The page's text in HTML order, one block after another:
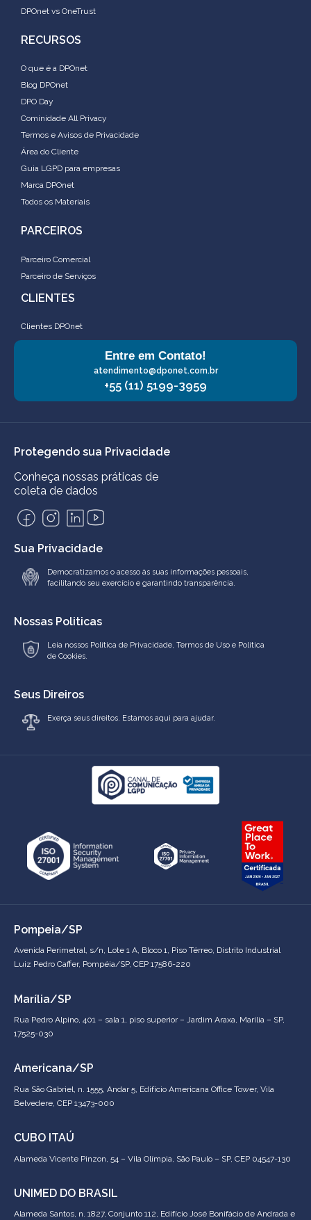
DPOnet vs OneTrust
RECURSOS
O que é a DPOnet
Blog DPOnet
DPO Day
Cominidade All Privacy
Termos e Avisos de Privacidade
Área do Cliente
Guia LGPD para empresas
Marca DPOnet
Todos os Materiais
PARCEIROS
Parceiro Comercial
Parceiro de Serviços
CLIENTES
Clientes DPOnet
Entre em Contato!
atendimento@dponet.com.br
+55 (11) 5199-3959
Protegendo sua Privacidade
Conheça nossas práticas de
coleta de dados
Sua Privacidade
Democratizamos o acesso às suas informações pessoais,
facilitando seu exercício e garantindo transparência.
Nossas Politicas
Leia nossos Política de Privacidade,Termos de Uso e Política
de Cookies.
Seus Direiros
Exerça seus direitos. Estamos aqui para ajudar.
Pompeia/SP
Avenida Perimetral, s/n, Lote 1 A, Bloco 1, Piso Térreo, Distrito Industrial
Luiz Pedro Caffer, Pompéia/SP, CEP 17586-220
Marília/SP
Rua Pedro Alpino, 401 – sala 1, piso superior – Jardim Araxa, Marília – SP,
17525-030
Americana/SP
Rua São Gabriel, n. 1555, Andar 5, Edifício Americana Office Tower, Vila
Belvedere, CEP 13473-000
CUBO ITAÚ
Alameda Vicente Pinzon, 54 – Vila Olímpia, São Paulo – SP, CEP 04547-130
UNIMED DO BRASIL
Alameda Santos, n. 1827, Conjunto 112, Edifício José Bonifácio de Andrada e